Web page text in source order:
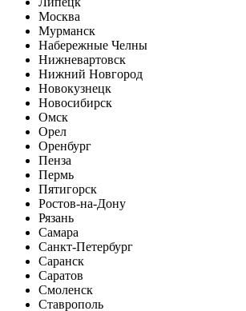
Москва
Мурманск
Набережные Челны
Нижневартовск
Нижний Новгород
Новокузнецк
Новосибирск
Омск
Орел
Оренбург
Пенза
Пермь
Пятигорск
Ростов-на-Дону
Рязань
Самара
Санкт-Петербург
Саранск
Саратов
Смоленск
Ставрополь